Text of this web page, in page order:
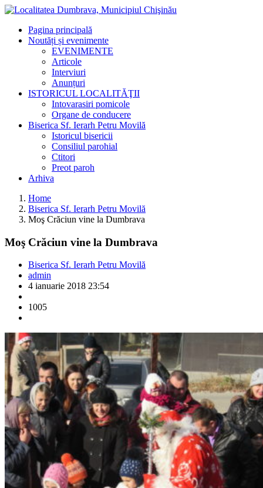
Pagina principală
Noutăți și evenimente
EVENIMENTE
Articole
Interviuri
Anunțuri
ISTORICUL LOCALITĂŢII
Intovarasiri pomicole
Organe de conducere
Biserica Sf. Ierarh Petru Movilă
Istoricul bisericii
Consiliul parohial
Ctitori
Preot paroh
Arhiva
Home
Biserica Sf. Ierarh Petru Movilă
Moş Crăciun vine la Dumbrava
Moş Crăciun vine la Dumbrava
Biserica Sf. Ierarh Petru Movilă
admin
4 ianuarie 2018 23:54
1005